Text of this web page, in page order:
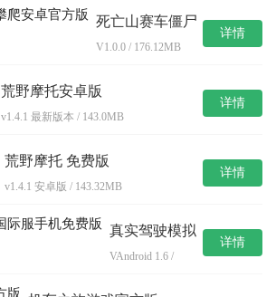
死亡山赛车僵尸
V1.0.0 / 176.12MB
详情
荒野摩托安卓版
v1.4.1 最新版本 / 143.0MB
详情
荒野摩托 免费版
v1.4.1 安卓版 / 143.32MB
详情
真实驾驶模拟
免费版
VAndroid 1.6 /
详情